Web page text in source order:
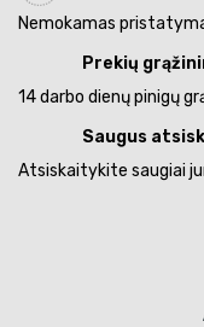
Nemokamas
Prekių
14 darbo dienų pinigų
Saugus
Atsiskaitykite saugiai